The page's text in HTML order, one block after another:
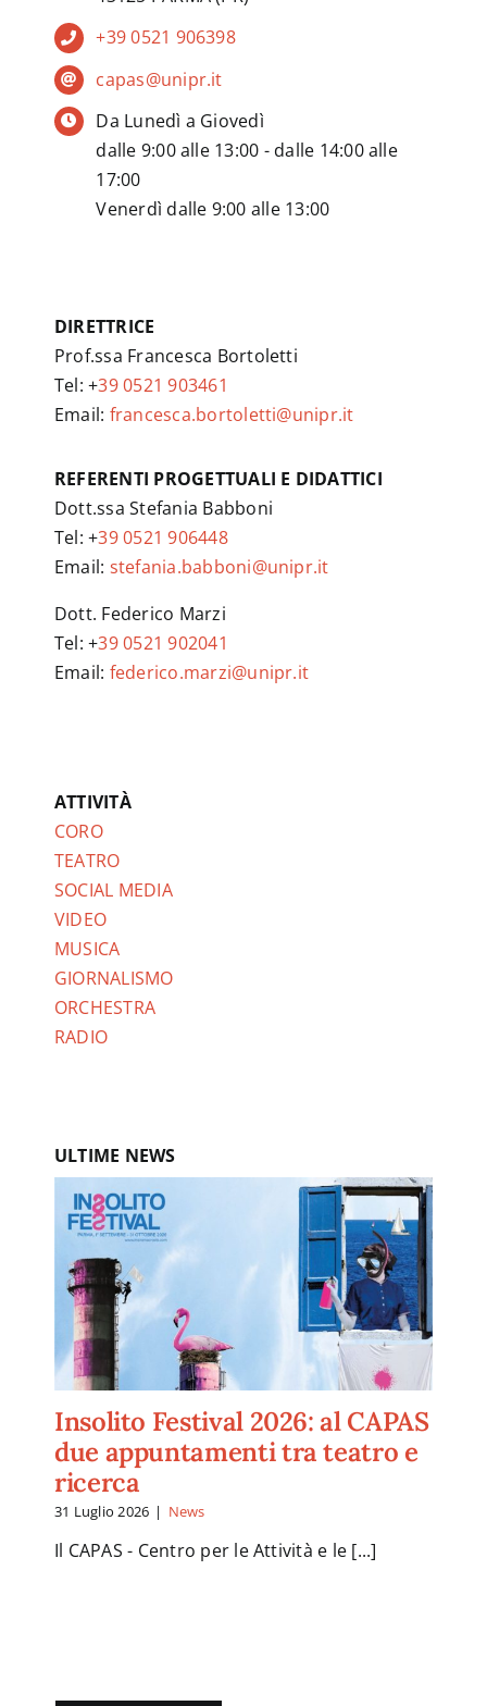
+39 0521 906398
capas@unipr.it
Da Lunedì a Giovedì
dalle 9:00 alle 13:00 - dalle 14:00 alle
17:00
Venerdì dalle 9:00 alle 13:00
DIRETTRICE
Prof.ssa Francesca Bortoletti
Tel: +39 0521 903461
Email: francesca.bortoletti@unipr.it
REFERENTI PROGETTUALI E DIDATTICI
Dott.ssa Stefania Babboni
Tel: +39 0521 906448
Email: stefania.babboni@unipr.it
Dott. Federico Marzi
Tel: +39 0521 902041
Email: federico.marzi@unipr.it
ATTIVITÀ
CORO
TEATRO
SOCIAL MEDIA
VIDEO
MUSICA
GIORNALISMO
ORCHESTRA
RADIO
ULTIME NEWS
Insolito Festival 2026: al CAPAS
due appuntamenti tra teatro e
ricerca
31 Luglio 2026 | News
Il CAPAS - Centro per le Attività e le [...]